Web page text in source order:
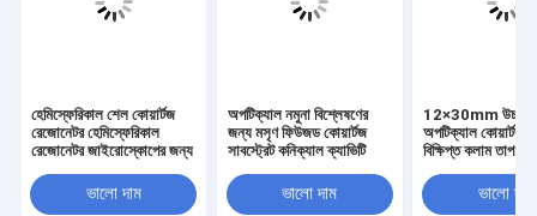
হেমিস্ফেরিকাল শেল কোয়ার্টজ
রেজোনেটর হেমিস্ফেরিকাল
রেজোনেটর জাইরোস্কোপের জন্য
ভালো দাম
অপটিক্যাল নমুনা বিশ্লেষণের
জন্য মসৃণ ফিউজড কোয়ার্টজ
সাবস্ট্রেট কনিক্যাল ক্যাভিটি
ভালো দাম
12×30mm উচ্চ
অপটিক্যাল কোয়ার্টজ
বিক্ষিপ্ত কলাম তাপ
ভালো দাম